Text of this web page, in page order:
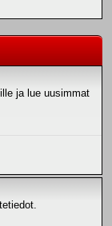
ja lue uusimmat